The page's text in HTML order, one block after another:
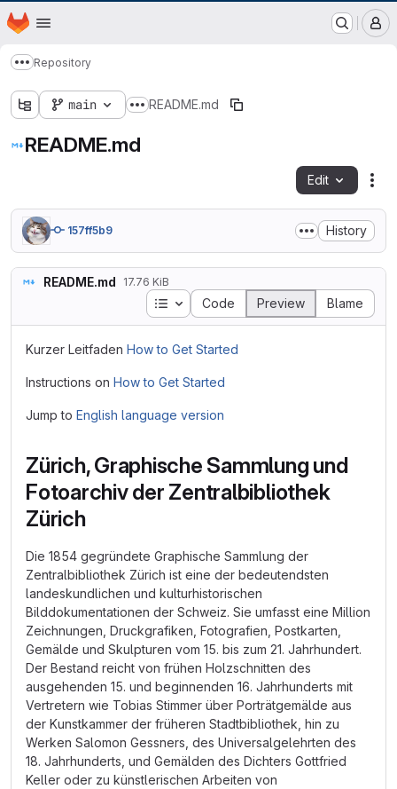
Skip to main content
Homepage
Show more breadcrumbs
Repository
main Show more breadcrumbs
README.md
README.md
Edit
157ff5b9 History
README.md 17.76 KiB
Table of contents
Code Preview Blame
Kurzer Leitfaden How to Get Started
Instructions on How to Get Started
Jump to English language version
Zürich, Graphische Sammlung und
Fotoarchiv der Zentralbibliothek
Zürich
Die 1854 gegründete Graphische Sammlung der
Zentralbibliothek Zürich ist eine der bedeutendsten
landeskundlichen und kulturhistorischen
Bilddokumentationen der Schweiz. Sie umfasst eine Million
Zeichnungen, Druckgrafiken, Fotografien, Postkarten,
Gemälde und Skulpturen vom 15. bis zum 21. Jahrhundert.
Der Bestand reicht von frühen Holzschnitten des
ausgehenden 15. und beginnenden 16. Jahrhunderts mit
Vertretern wie Tobias Stimmer über Porträtgemälde aus
der Kunstkammer der früheren Stadtbibliothek, hin zu
Werken Salomon Gessners, des Universalgelehrten des
18. Jahrhunderts, und Gemälden des Dichters Gottfried
Keller oder zu künstlerischen Arbeiten von